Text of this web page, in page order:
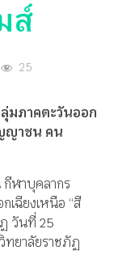
ส์
25
มภาคตะวันออก
ญาชน คน
กีฬาบุคลากร
เฉียงเหนือ “สี
วันที่ 25
ยาลัยราชภัฏ